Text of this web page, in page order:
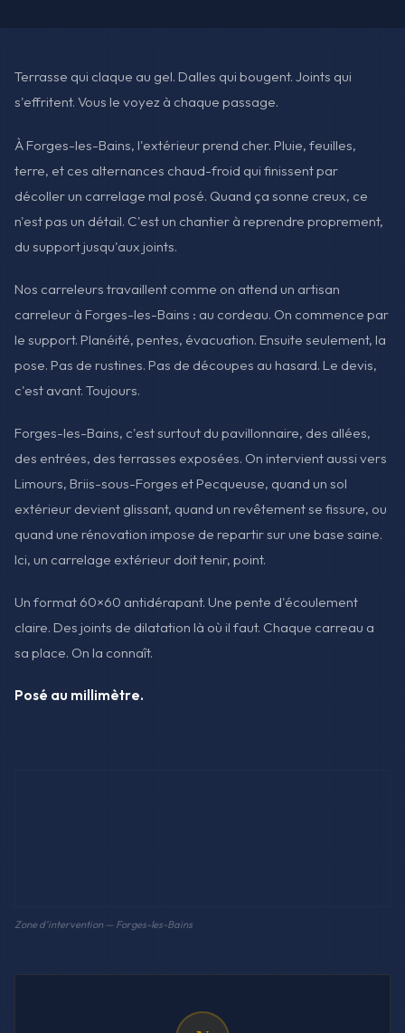
Terrasse qui claque au gel. Dalles qui bougent. Joints qui
s'effritent. Vous le voyez à chaque passage.
À Forges-les-Bains, l'extérieur prend cher. Pluie, feuilles,
terre, et ces alternances chaud-froid qui finissent par
décoller un carrelage mal posé. Quand ça sonne creux, ce
n'est pas un détail. C'est un chantier à reprendre proprement,
du support jusqu'aux joints.
Nos carreleurs travaillent comme on attend un artisan
carreleur à Forges-les-Bains : au cordeau. On commence par
le support. Planéité, pentes, évacuation. Ensuite seulement, la
pose. Pas de rustines. Pas de découpes au hasard. Le devis,
c'est avant. Toujours.
Forges-les-Bains, c'est surtout du pavillonnaire, des allées,
des entrées, des terrasses exposées. On intervient aussi vers
Limours, Briis-sous-Forges et Pecqueuse, quand un sol
extérieur devient glissant, quand un revêtement se fissure, ou
quand une rénovation impose de repartir sur une base saine.
Ici, un carrelage extérieur doit tenir, point.
Un format 60×60 antidérapant. Une pente d'écoulement
claire. Des joints de dilatation là où il faut. Chaque carreau a
sa place. On la connaît.
Posé au millimètre.
Zone d'intervention — Forges-les-Bains